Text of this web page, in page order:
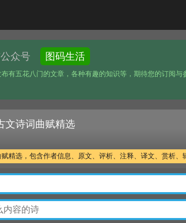
公众号 图码生活
有五花八门的文章，各种有趣的知识等，期待您的订阅与
文诗词曲赋精选
精选，包含作者信息、原文、评析、注释、译文、赏析、